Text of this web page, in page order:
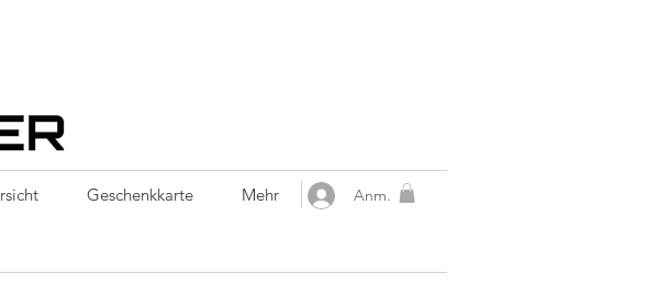
Anm.
Geschenkkarte Mehr